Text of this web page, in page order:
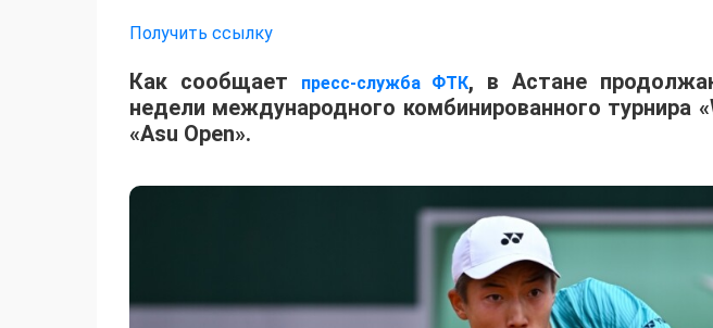
Получить ссылку
Как сообщает пресс-служба ФТК, в Астане
недели международного комбинированного турнира
«Asu Open».